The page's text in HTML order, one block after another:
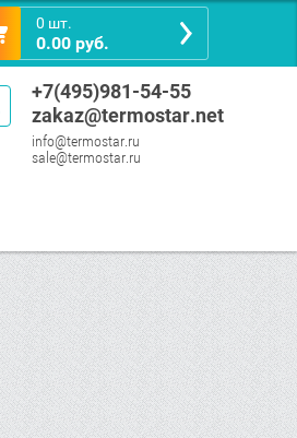
+7(495)981-54-55
zakaz@termostar.net
info@termostar.ru
sale@termostar.ru
0 шт.
0.00 руб.